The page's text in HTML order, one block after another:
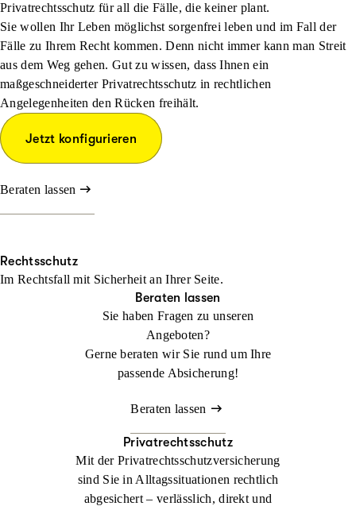
Privatrechtsschutz für all die Fälle, die keiner plant.
Sie wollen Ihr Leben möglichst sorgenfrei leben und im Fall der
Fälle zu Ihrem Recht kommen. Denn nicht immer kann man Streit
aus dem Weg gehen. Gut zu wissen, dass Ihnen ein
maßgeschneiderter Privatrechtsschutz in rechtlichen
Angelegenheiten den Rücken freihält.
Jetzt konfigurieren
Beraten lassen
Rechtsschutz
Im Rechtsfall mit Sicher­heit an Ihrer Seite.
Beraten lassen
Sie haben Fragen zu unseren
Angeboten?
Gerne beraten wir Sie rund um Ihre
passende Absicherung!
Beraten lassen
Privatrechtsschutz
Mit der Privatrechtsschutzversicherung
sind Sie in Alltagssituationen rechtlich
abgesichert – verlässlich, direkt und